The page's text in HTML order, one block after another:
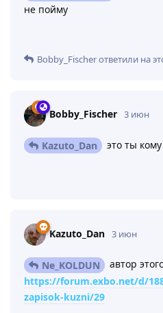
не пойму
Bobby_Fischerответили на
Bobby_Fischer 3 июн
Kazuto_Dan это ты
Kazuto_Dan 3 июн
Ne_KOLDUN
автор
https://forum.exbo.net/d/
zapisok-kuzni/29